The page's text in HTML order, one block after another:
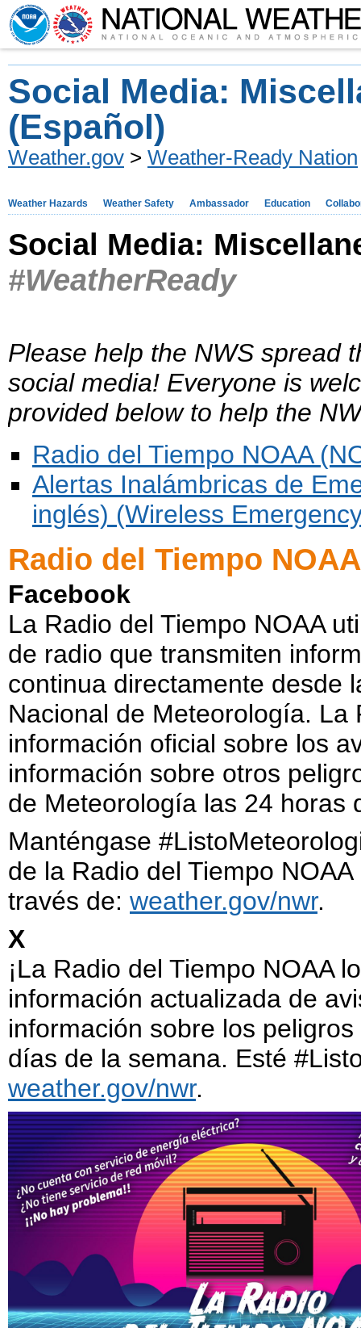
Social Media:
(Español)
Weather.gov > Weather-Ready Nation
Weather Hazards Weather Safety Ambassador Education
Social Media:
#WeatherReady
Please help the NWS spread
social media! Everyone is
provided below to help the
Radio del Tiempo NOAA
Alertas Inalámbricas de
inglés) (Wireless
Radio del Tiempo
Facebook
La Radio del Tiempo NOAA
de radio que transmiten
continua directamente desde
Nacional de Meteorología. La
información oficial sobre los
información sobre otros
de Meteorología las 24 horas
Manténgase
de la Radio del Tiempo
través de: weather.gov/nwr.
X
¡La Radio del Tiempo NOAA
información actualizada de
información sobre los
días de la semana. Esté
weather.gov/nwr.